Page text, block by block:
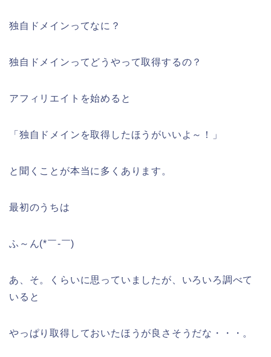
独自ドメインってなに？
独自ドメインってどうやって取得するの？
アフィリエイトを始めると
「独自ドメインを取得したほうがいいよ～！」
と聞くことが本当に多くあります。
最初のうちは
ふ～ん(*￣-￣)
あ、そ。くらいに思っていましたが、いろいろ調べて
いると
やっぱり取得しておいたほうが良さそう だな・・・。